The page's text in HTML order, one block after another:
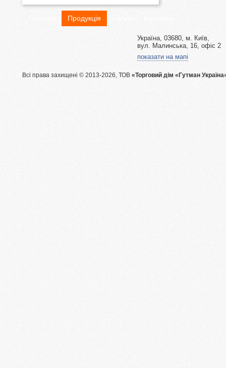
гидротехнические объекты Китая.
Продукція
Україна, 03680, м. Київ,
вул. Малинська, 16, офіс 2
показати на мапі
Всі права захищені © 2013-2026, ТОВ «Торговий дім «Гутман